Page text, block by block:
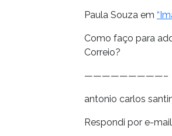
Paula Souza em
Como faço para
Correio?
—————————–
antonio carlos
Respondi por e-